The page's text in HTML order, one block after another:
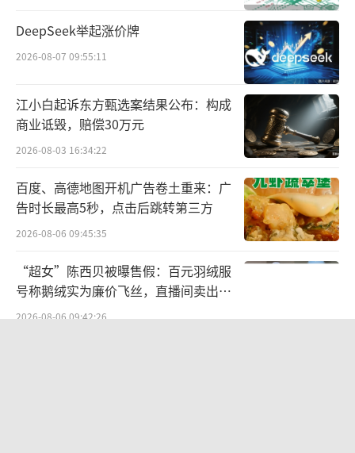
DeepSeek举起涨价牌
2026-08-07 09:55:11
江小白起诉东方甄选案结果公布：构成
商业诋毁，赔偿30万元
2026-08-03 16:34:22
百度、高德地图开机广告卷土重来：广
告时长最高5秒，点击后跳转第三方
2026-08-06 09:45:35
“超女”陈西贝被曝售假：百元羽绒服
号称鹅绒实为廉价飞丝，直播间卖出超
百万元
2026-08-06 09:42:26